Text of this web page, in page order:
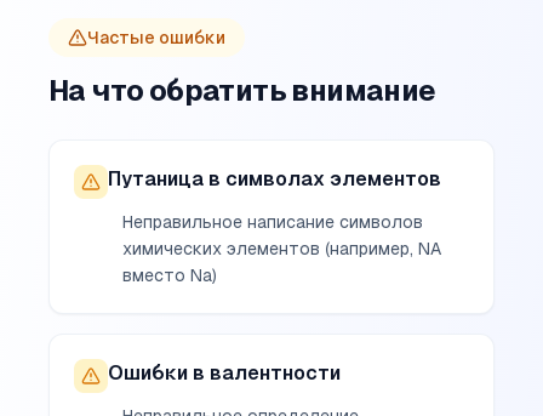
Частые ошибки
На что обратить внимание
Путаница в символах элементов
Неправильное написание символов
химических элементов (например, NA
вместо Na)
Ошибки в валентности